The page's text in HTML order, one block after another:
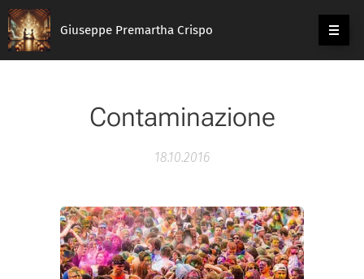
Giuseppe Premartha Crispo
Contaminazione
18.10.2016